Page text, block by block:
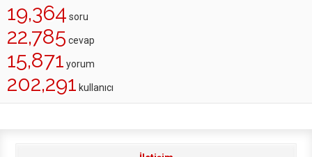
19,364 soru
22,785 cevap
15,871 yorum
202,291 kullanıcı